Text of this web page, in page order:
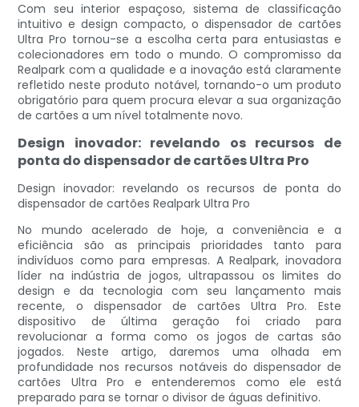
Com seu interior espaçoso, sistema de classificação
intuitivo e design compacto, o dispensador de cartões
Ultra Pro tornou-se a escolha certa para entusiastas e
colecionadores em todo o mundo. O compromisso da
Realpark com a qualidade e a inovação está claramente
refletido neste produto notável, tornando-o um produto
obrigatório para quem procura elevar a sua organização
de cartões a um nível totalmente novo.
Design inovador: revelando os recursos de
ponta do dispensador de cartões Ultra Pro
Design inovador: revelando os recursos de ponta do
dispensador de cartões Realpark Ultra Pro
No mundo acelerado de hoje, a conveniência e a
eficiência são as principais prioridades tanto para
indivíduos como para empresas. A Realpark, inovadora
líder na indústria de jogos, ultrapassou os limites do
design e da tecnologia com seu lançamento mais
recente, o dispensador de cartões Ultra Pro. Este
dispositivo de última geração foi criado para
revolucionar a forma como os jogos de cartas são
jogados. Neste artigo, daremos uma olhada em
profundidade nos recursos notáveis ​​​​do dispensador de
cartões Ultra Pro e entenderemos como ele está
preparado para se tornar o divisor de águas definitivo.